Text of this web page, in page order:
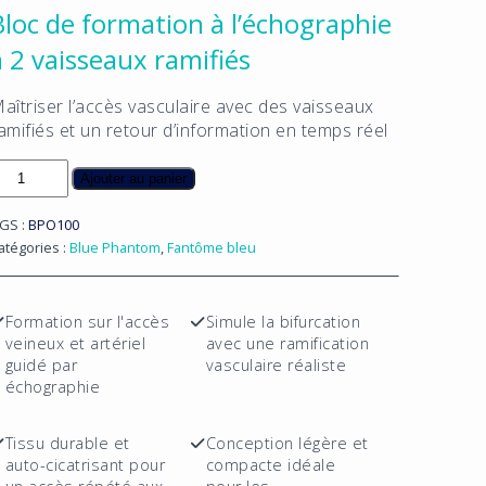
de formation à l’échographie
2 vaisseaux ramifiés
l’accès vasculaire avec des vaisseaux
et un retour d’information en temps réel
quantité
l'échographie
vaisseaux
Ajouter au panier
:BPO100
:Blue Phantom,Fantôme bleu
Formation sur l'accès
veineux et artériel
guidé par
échographie
Simule la bifurcation
avec une ramification
vasculaire réaliste
Tissu durable et
auto-cicatrisant pour
Conception légère et
compacte idéale